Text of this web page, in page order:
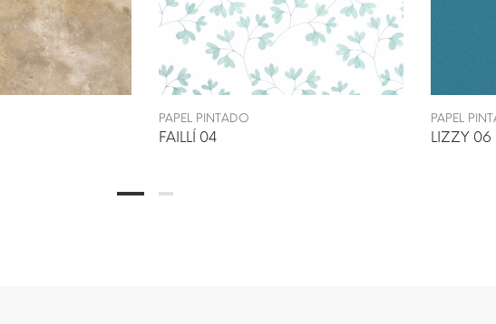
PAPEL PINTADO
FAILLÍ 04
PAPEL
LIZZY 06